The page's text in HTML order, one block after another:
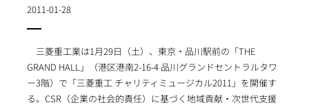
2011-01-28
三菱重工業は1月29日（土）、東京・品川駅前の「THE
GRAND HALL」（港区港南2-16-4 品川グランドセントラルタワ
ー3階）で「三菱重工 チャリティミュージカル2011」を開催す
る。CSR（企業の社会的責任）に基づく地域貢献・次世代支援